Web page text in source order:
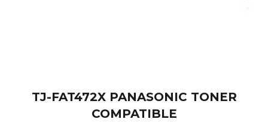
TJ-FAT472X PANASONIC TONER
COMPATIBLE